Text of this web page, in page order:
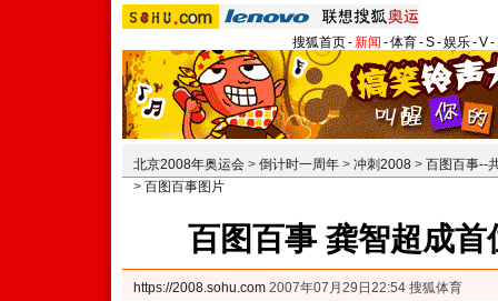
搜狐首页-新闻 -体育-S-娱乐-V-
北京2008年奥运会 > 倒计时一周年 > 冲刺2008 > 百图百事--
> 百图百事图片
百图百事 龚智超成
https://2008.sohu.com 2007年07月29日22:54 搜狐体育